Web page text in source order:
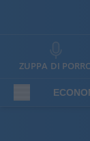
ZUPPA DI